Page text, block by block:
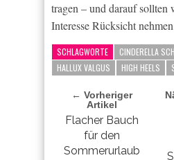
tragen – und darauf sollten
Interesse Rücksicht
SCHLAGWORTE
CINDERELLA
HALLUX VALGUS
HIGH HEELS
← Vorheriger
Artikel
Flacher Bauch
für den
Sommerurlaub